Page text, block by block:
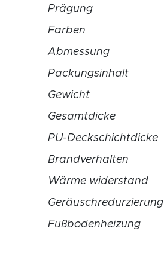
Prägung
Farben
Abmessung
Packungsinhalt
Gewicht
Gesamtdicke
PU-Deckschichtdicke
Brandverhalten
Wärme widerstand
Geräuschredurzierung
Fußbodenheizung